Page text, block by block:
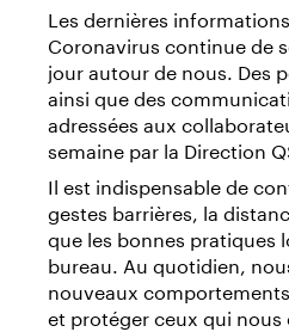
Les dernières
Coronavirus continue de
jour autour de nous. Des
ainsi que des
adressées aux
semaine par la Direction
Il est indispensable de
gestes barrières, la
que les bonnes pratiques
bureau. Au quotidien,
nouveaux
et protéger ceux qui nous